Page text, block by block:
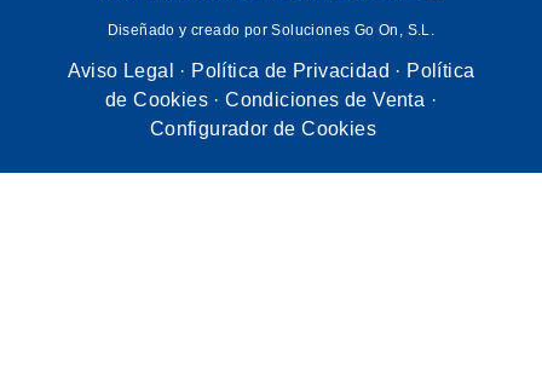
Diseñado y creado por Soluciones Go On, S.L.
Aviso Legal · Política de Privacidad · Política
de Cookies ·Condiciones de Venta ·
Configurador de Cookies